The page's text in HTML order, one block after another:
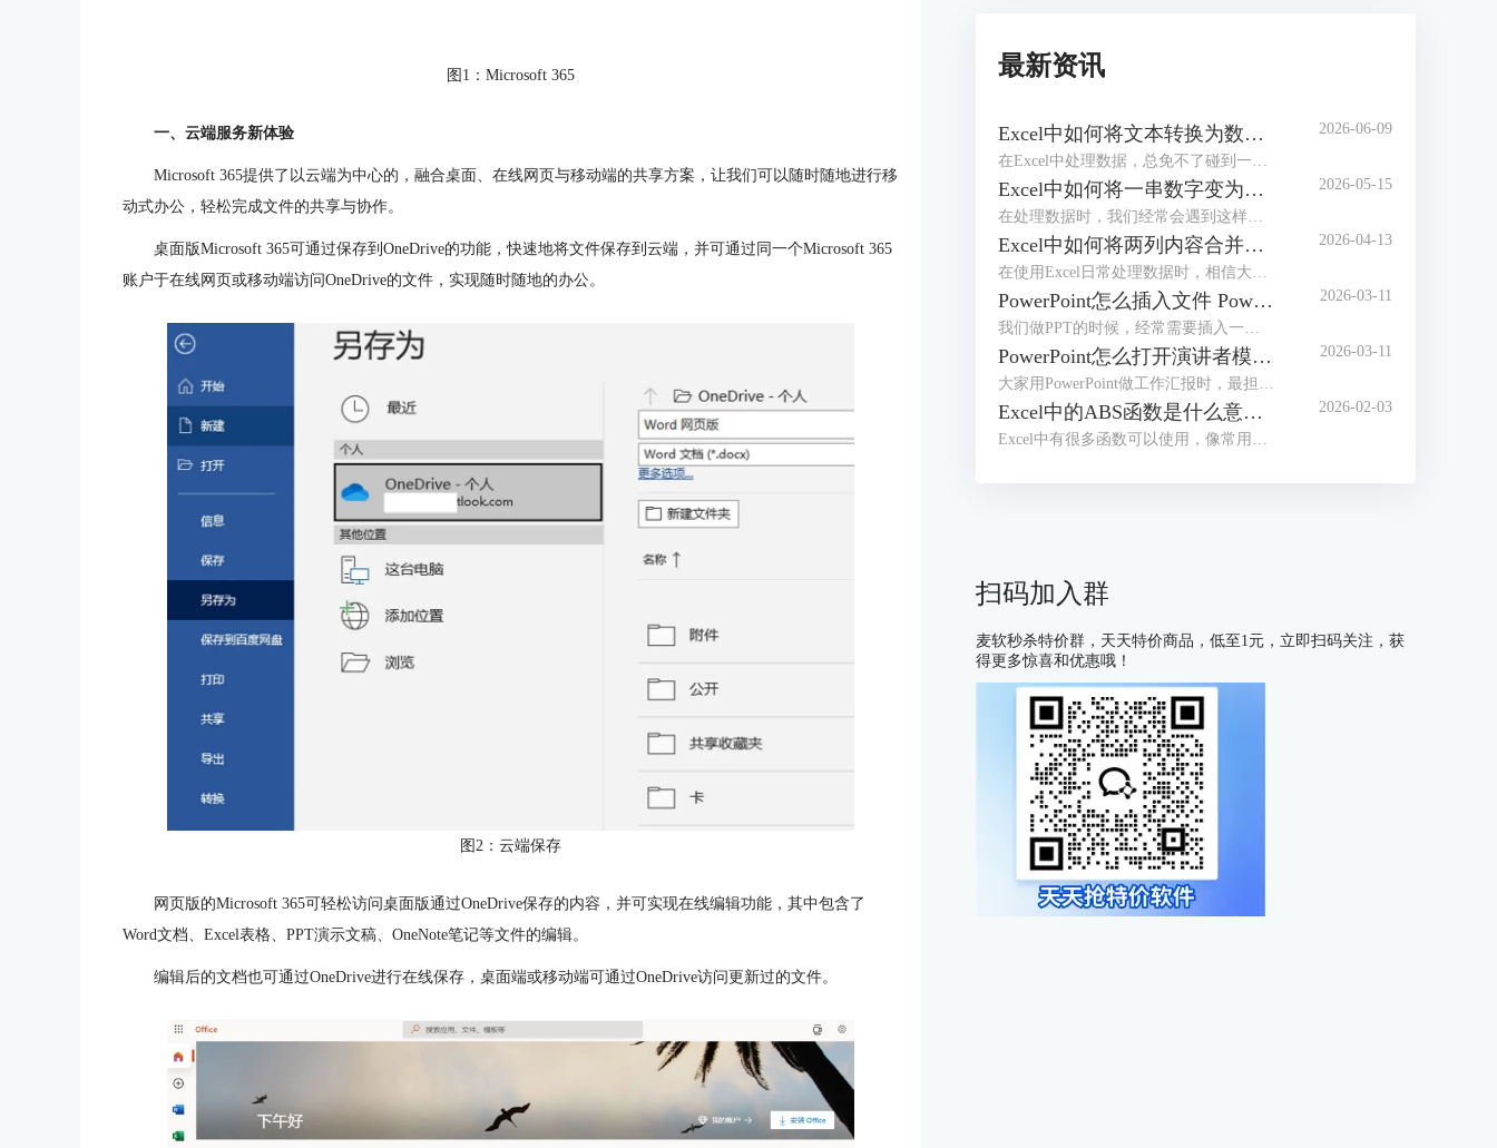
图1：Microsoft 365
一、云端服务新体验
Microsoft 365提供了以云端为中心的，融合桌面、在线网页与移动端的共享方案，让我们可以随时随地进行移
动式办公，轻松完成文件的共享与协作。
桌面版Microsoft 365可通过保存到OneDrive的功能，快速地将文件保存到云端，并可通过同一个Microsoft 365
账户于在线网页或移动端访问OneDrive的文件，实现随时随地的办公。
图2：云端保存
网页版的Microsoft 365可轻松访问桌面版通过OneDrive保存的内容，并可实现在线编辑功能，其中包含了
Word文档、Excel表格、PPT演示文稿、OneNote笔记等文件的编辑。
编辑后的文档也可通过OneDrive进行在线保存，桌面端或移动端可通过OneDrive访问更新过的文件。
最新资讯
Excel中如何将文本转换为数值 Excel中如何将e+变为数字
在Excel中处理数据，总免不了碰到一些令人头疼的小麻烦，比如文本格式的数字根本没办法直接计算，或者单元格中输入长数字后无法完整显示，看着就闹心。别担心，今天我们就给大家分享两个超实用的操作，一起来了解下Excel中如何将文本转换为数值，Excel中如何将e+变为数字的相关内容。
2026-06-09
Excel中如何将一串数字变为日期 Excel中如何将一列数据分成几列
在处理数据时，我们经常会遇到这样的困扰，比如20240520、20250521或者20260502等，想将其变成标准日期格式却又不知道该如何操作。不用担心，这些看似复杂的问题，其实都有简单高效的解决方法。接下来本文将围绕Excel中如何将一串数字变为日期，Excel中如何将一列数据分成几列等内容进行介绍，一起来学习下。
2026-05-15
Excel中如何将两列内容合并到一起 Excel中如何将行转换成列
在使用Excel日常处理数据时，相信大家经常会遇到将几列内容合并到一起或者把行转成列的基础操作。不管是整理客户信息、汇总销售数据或是制作报表，学会这些技巧后，都可以有效提高我们的工作效率。接下来就给大家说一下Excel中如何将两列内容合并到一起，Excel中如何将行转换成列的相关内容。
2026-04-13
PowerPoint怎么插入文件 PowerPoint怎么插入思维导图
我们做PPT的时候，经常需要插入一些外部文件进去。插入之后文件会变成一个小图标嵌在幻灯片中，演示的时候点击一下图标，就能直接打开原文件了。不过还有好多小伙伴不知道怎么操作。别急，接下来我们就给大家讲讲PowerPoint怎么插入文件，PowerPoint怎么插入思维导图的实用技巧。
2026-03-11
PowerPoint怎么打开演讲者模式 PowerPoint怎么压缩PPT大小
大家用PowerPoint做工作汇报时，最担心的莫过于汇报到一半的时候忘词，或者搞不清当前页讲完该接哪一页内容了吧，其实这事情非常容易解决，可以设置演讲者模式，这样我们自己能看到备注和下一页预览，而观众那边只显示正常的放映画面。接下来我们就给大家介绍一下PowerPoint怎么打开演讲者模式，PowerPoint怎么压缩PPT大小的相关内容。
2026-03-11
Excel中的ABS函数是什么意思 Excel中的ABS函数怎么用
Excel中有很多函数可以使用，像常用的SUM求和函数、VLOOKUP查找函数、IF条件判断函数、ABS绝对值函数等，通过这些函数，可以有效帮我们提升数据处理和分析效率。接下来我们就以ABS函数为例，来为大家分享一下Excel中的ABS函数是什么意思，Excel中的ABS函数怎么用的相关内容，方法步骤非常简单，一起来学习下。
2026-02-03
扫码加入群
麦软秒杀特价群，天天特价商品，低至1元，立即扫码关注，获
得更多惊喜和优惠哦！